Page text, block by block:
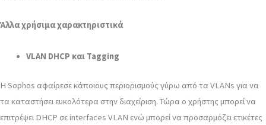
Άλλα χρήσιμα χαρακτηριστικά
VLAN DHCP και Tagging
Η Sophos αφαίρεσε κάποιους περιορισμούς γύρω από τα VLANs για να
τα καταστήσει ευκολότερα στην διαχείριση. Τώρα ο χρήστης μπορεί να
επιτρέψει DHCP σε interfaces VLAN ενώ μπορεί να προσαρμόζει ετικέτες